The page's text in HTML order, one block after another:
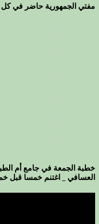
مفتي الجمهورية حاضر في كل
خطبة الجمعة في جامع أم
العسافي _ اغتنم خمسا قبل